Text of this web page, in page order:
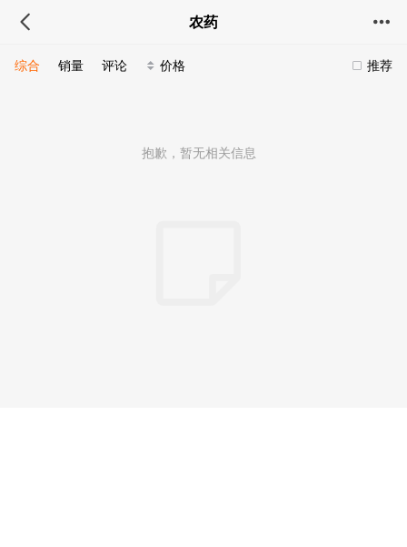
农药
推荐
综合 销量 评论 价格
抱歉，暂无相关信息